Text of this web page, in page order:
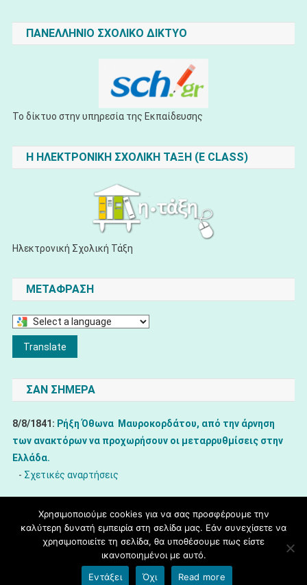
ΠΑΝΕΛΛΗΝΙΟ ΣΧΟΛΙΚΟ ΔΙΚΤΥΟ
Το δίκτυο στην υπηρεσία της Εκπαίδευσης
H ΗΛΕΚΤΡΟΝΙΚΗ ΣΧΟΛΙΚΗ ΤΑΞΗ (E CLASS)
Ηλεκτρονική Σχολική Τάξη
ΜΕΤΆΦΡΑΣΗ
Select
language
translate
page
Translate
ΣΑΝ ΣΗΜΕΡΑ
8/8/1841: Ρήξη Όθωνα  Μαυροκορδάτου, από την άρνηση
των ανακτόρων να προχωρήσουν οι μεταρρυθμίσεις στην
Ελλάδα.
- Σχετικές αναρτήσεις
copyright 5ο Δημοτικό Σχολείο Γιαννιτσών "Πηνελόπη Δέλτα"|Θέμα
εμφάνισης: News Portal
Χρησιμοποιούμε cookies για να σας προσφέρουμε την
καλύτερη δυνατή εμπειρία στη σελίδα μας. Εάν συνεχίσετε να
χρησιμοποιείτε τη σελίδα, θα υποθέσουμε πως είστε
ικανοποιημένοι με αυτό.
Εντάξει
Όχι Read more